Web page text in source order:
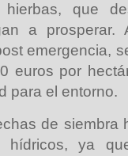
hierbas, que
a
emergencia,
euros por
para el entorno.
de siembra
hídricos, ya